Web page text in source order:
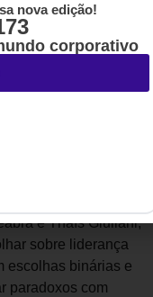
| O
“E” da
Assinada
e Thaís Giuliani,
sobre liderança
escolhas binárias e
paradoxos com
nova edição!
corporativo